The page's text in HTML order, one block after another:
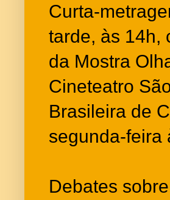
Curta-
tarde, às 14h,
da Mostra
Cineteatro
Brasileira de
segunda-feira
Debates